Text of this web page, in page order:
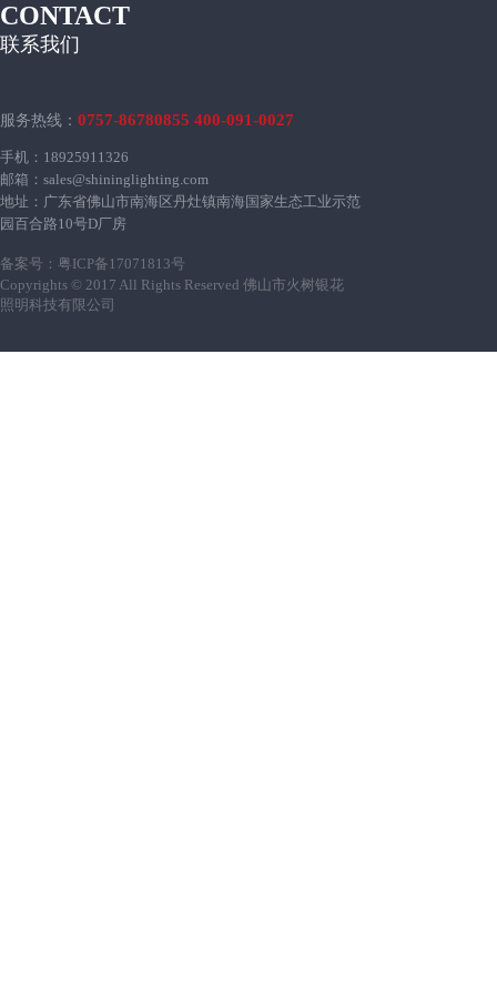
CONTACT
联系我们
服务热线： 0757-86780855 400-091-0027
手机：18925911326
邮箱：sales@shininglighting.com
地址：广东省佛山市南海区丹灶镇南海国家生态工业示范
园百合路10号D厂房
备案号： 粤ICP备17071813号
Copyrights © 2017 All Rights Reserved 佛山市火树银花
照明科技有限公司